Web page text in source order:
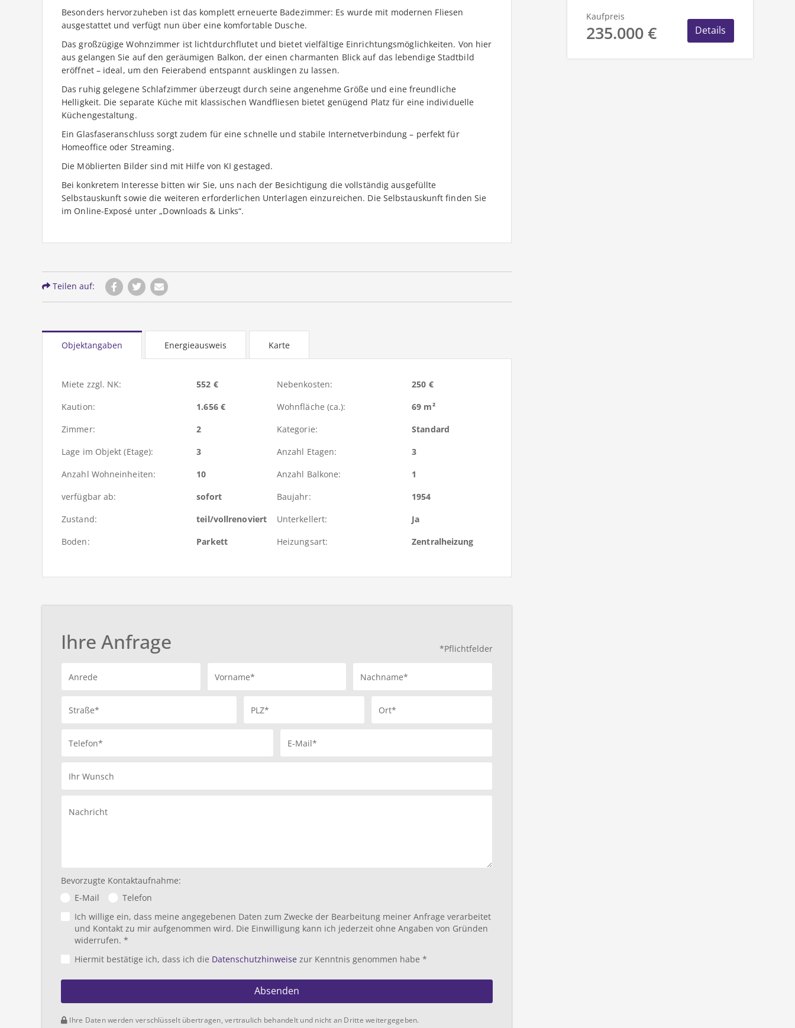
Besonders hervorzuheben ist das komplett erneuerte Badezimmer: Es wurde mit modernen Fliesen
ausgestattet und verfügt nun über eine komfortable Dusche.
Das großzügige Wohnzimmer ist lichtdurchflutet und bietet vielfältige Einrichtungsmöglichkeiten. Von hier
aus gelangen Sie auf den geräumigen Balkon, der einen charmanten Blick auf das lebendige Stadtbild
eröffnet – ideal, um den Feierabend entspannt ausklingen zu lassen.
Das ruhig gelegene Schlafzimmer überzeugt durch seine angenehme Größe und eine freundliche
Helligkeit. Die separate Küche mit klassischen Wandfliesen bietet genügend Platz für eine individuelle
Küchengestaltung.
Ein Glasfaseranschluss sorgt zudem für eine schnelle und stabile Internetverbindung – perfekt für
Homeoffice oder Streaming.
Die Möblierten Bilder sind mit Hilfe von KI gestaged.
Bei konkretem Interesse bitten wir Sie, uns nach der Besichtigung die vollständig ausgefüllte
Selbstauskunft sowie die weiteren erforderlichen Unterlagen einzureichen. Die Selbstauskunft finden Sie
im Online-Exposé unter „Downloads & Links“.
Teilen auf:
Objektangaben Energieausweis Karte
Miete zzgl. NK: 552 € Nebenkosten:
250 €
Kaution:
1.656 € Wohnfläche (ca.):
69 m²
Zimmer:
2 Kategorie:
Standard
Lage im Objekt (Etage):
3 Anzahl Etagen:
3
Anzahl Wohneinheiten:
10 Anzahl Balkone:
1
verfügbar ab:
sofort Baujahr:
1954
Zustand:
teil/vollrenoviert Unterkellert:
Ja
Boden:
Parkett Heizungsart: Zentralheizung
*Pflichtfelder
Ihre Anfrage
Anrede Vorname* Nachname*
Straße* PLZ* Ort*
Telefon* E-Mail*
Ihr Wunsch
Nachricht
Bevorzugte Kontaktaufnahme:
E-Mail
Telefon
Ich willige ein, dass meine angegebenen Daten zum Zwecke der Bearbeitung meiner Anfrage verarbeitet
und Kontakt zu mir aufgenommen wird. Die Einwilligung kann ich jederzeit ohne Angaben von Gründen
widerrufen. *
Hiermit bestätige ich, dass ich die Datenschutzhinweise zur Kenntnis genommen habe *
Absenden
Ihre Daten werden verschlüsselt übertragen, vertraulich behandelt und nicht an Dritte weitergegeben.
Kaufpreis
235.000 € Details